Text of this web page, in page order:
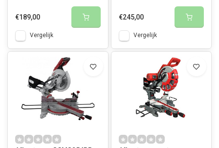
€189,00
Vergelijk
€245,00
Vergelijk